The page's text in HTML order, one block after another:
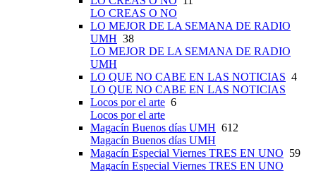
LO CREAS O NO
LO MEJOR DE LA SEMANA DE RADIO
UMH 38
LO MEJOR DE LA SEMANA DE RADIO
UMH
LO QUE NO CABE EN LAS NOTICIAS 4
LO QUE NO CABE EN LAS NOTICIAS
Locos por el arte 6
Locos por el arte
Magacín Buenos días UMH 612
Magacín Buenos días UMH
Magacín Especial Viernes TRES EN UNO 59
Magacín Especial Viernes TRES EN UNO